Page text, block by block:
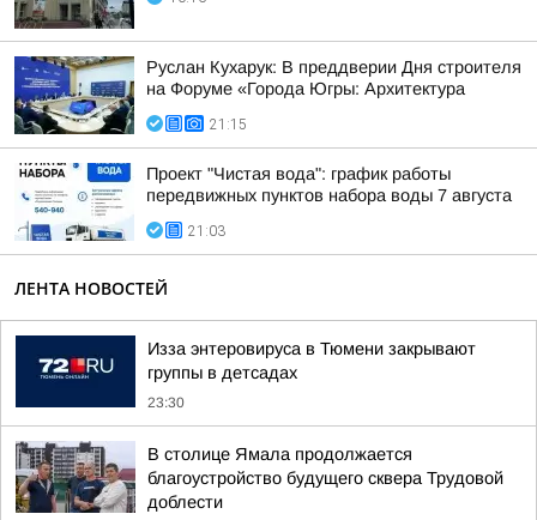
Руслан Кухарук: В преддверии Дня строителя
на Форуме «Города Югры: Архитектура
21:15
Проект "Чистая вода": график работы
передвижных пунктов набора воды 7 августа
21:03
ЛЕНТА НОВОСТЕЙ
Изза энтеровируса в Тюмени закрывают
группы в детсадах
23:30
В столице Ямала продолжается
благоустройство будущего сквера Трудовой
доблести